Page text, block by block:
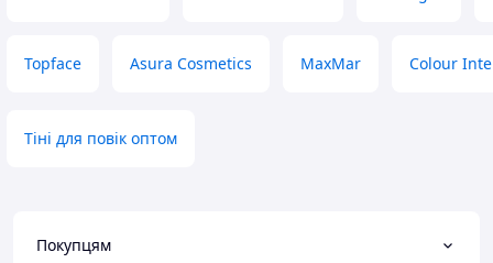
Topface Asura Cosmetics MaxMar Colour
Тіні для повік оптом
Покупцям